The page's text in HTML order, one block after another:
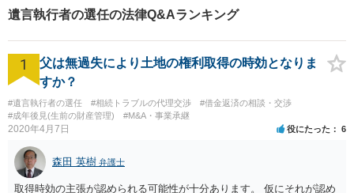
遺言執行者の選任の法律Q&Aランキング
1
父は無過失により土地の権利取得の時効となりま
すか？
#遺言執行者の選任 #相続トラブルの代理交渉
#借金返済の相談・交渉
#成年後見(生前の財産管理)
#M&A・事業承継
2020年4月7日 役にたった 6
森田 英樹 弁護士
取得時効の主張が認められる可能性が十分あります。 仮にそれが認め